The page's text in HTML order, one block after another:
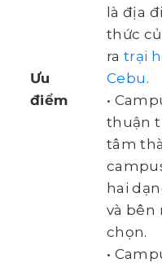
Ưu
điểm
là địa
thức
ratrại
Cebu .
•
thuận
tâm
hai
và bên
chọn.
•